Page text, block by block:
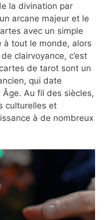
la divination par
arcane majeur et le
avec un simple
à tout le monde, alors
clairvoyance, c’est
de tarot sont un
qui date
Au fil des siècles,
culturelles et
à de nombreux